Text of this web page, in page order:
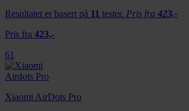
Resultatet er basert på 11 tester. Pris fra 423,-
Pris fra 423,-
61
Xiaomi AirDots Pro